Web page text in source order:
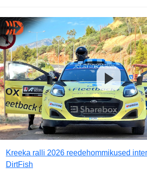
Kreeka ralli 2026 reedehommikused
DirtFish